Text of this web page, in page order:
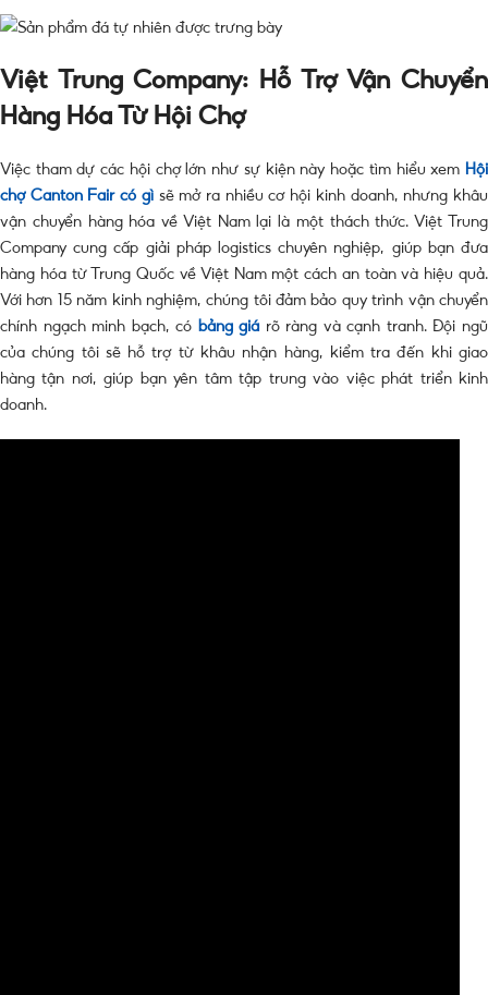
Việt Trung Company: Hỗ Trợ Vận Chuyển
Hàng Hóa Từ Hội Chợ
Việc tham dự các hội chợ lớn như sự kiện này hoặc tìm hiểu xem Hội
chợ Canton Fair có gìsẽ mở ra nhiều cơ hội kinh doanh, nhưng khâu
vận chuyển hàng hóa về Việt Nam lại là một thách thức. Việt Trung
Company cung cấp giải pháp logistics chuyên nghiệp, giúp bạn đưa
hàng hóa từ Trung Quốc về Việt Nam một cách an toàn và hiệu quả.
Với hơn 15 năm kinh nghiệm, chúng tôi đảm bảo quy trình vận chuyển
chính ngạch minh bạch, có
bảng giá rõ ràng và cạnh tranh. Đội ngũ
của chúng tôi sẽ hỗ trợ từ khâu nhận hàng, kiểm tra đến khi giao
hàng tận nơi, giúp bạn yên tâm tập trung vào việc phát triển kinh
doanh.